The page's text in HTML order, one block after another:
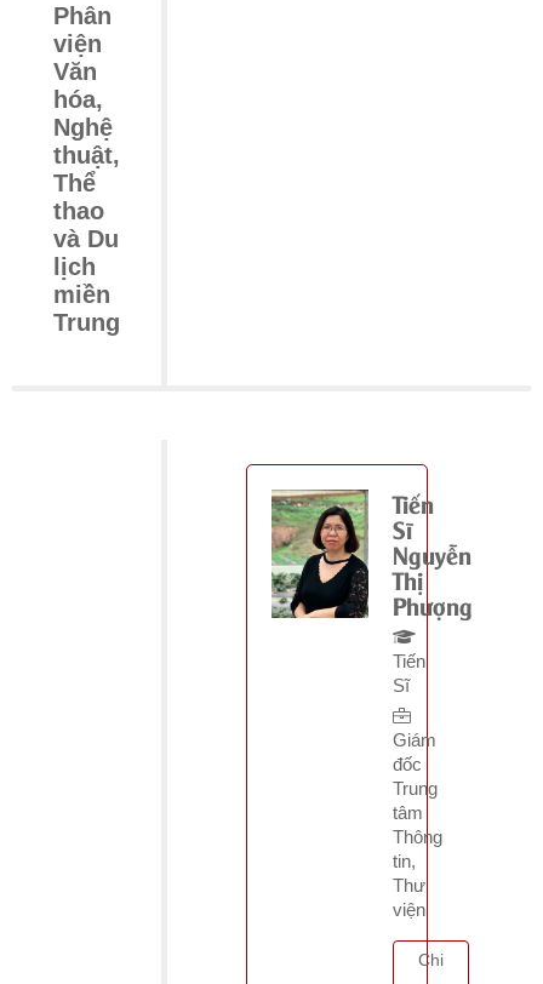
Phân
viện
Văn
hóa,
Nghệ
thuật,
Thể
thao
và Du
lịch
miền
Trung
Tiến
Sĩ
Nguyễn
Thị
Phượng
Tiến
Sĩ
Giám
đốc
Trung
tâm
Thông
tin,
Thư
viện
Chi